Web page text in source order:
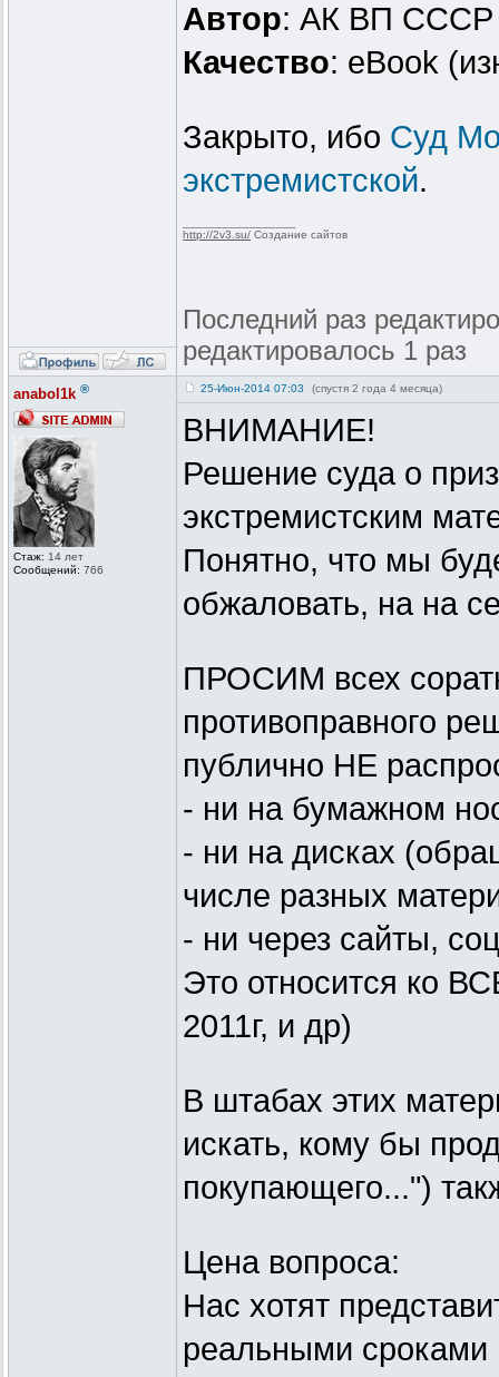
Автор: АК ВП СССР
Качество: eBook
Закрыто, ибо Суд
экстремистской.
http://2v3.su/ Создание сайтов
Последний раз
редактировалось 1 раз
anabol1k ®
Стаж: 14 лет
Сообщений: 766
25-Июн-2014 07:03 (спустя 2 года 4 месяца)
ВНИМАНИЕ!
Решение суда о
экстремистским
Понятно, что мы
обжаловать, на на
ПРОСИМ всех
противоправного
публично НЕ
- ни на бумажном
- ни на дисках
числе разных
- ни через сайты,
Это относится ко
2011г, и др)
В штабах этих
искать, кому бы
покупающего...")
Цена вопроса:
Нас хотят
реальными сроками